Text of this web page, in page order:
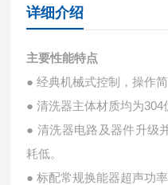
详细介绍
主要性能特点
● 经典机械式控制，操作
● 清洗器主体材质均为304
● 清洗器电路及器件升级
耗低。
● 标配常规换能器超声功